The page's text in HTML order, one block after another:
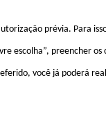
prévia. Para
escolha”, preencher os
você já poderá